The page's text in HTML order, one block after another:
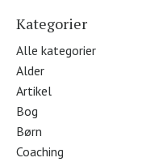
Kategorier
Alle kategorier
Alder
Artikel
Bog
Børn
Coaching